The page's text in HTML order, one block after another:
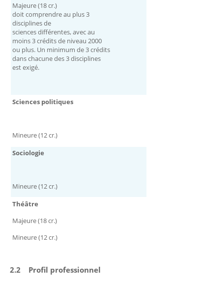
Majeure (18 cr.)
doit comprendre au plus 3
disciplines de
sciences différentes, avec au
moins 3 crédits de niveau 2000
ou plus. Un minimum de 3 crédits
dans chacune des 3 disciplines
est exigé.
Sciences politiques
Mineure (12 cr.)
Sociologie
Mineure (12 cr.)
Théâtre
Majeure (18 cr.)
Mineure (12 cr.)
2.2 Profil professionnel